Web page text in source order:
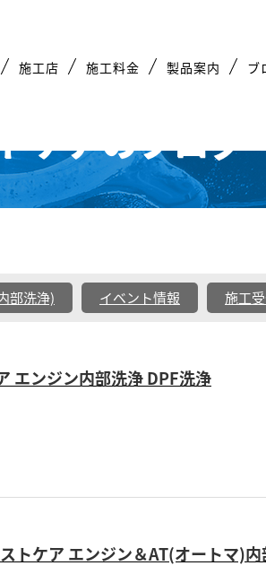
施工店 施工料金 製品案内 ブ
ケアのブログ
部洗浄) イベント情報 施工
エンジン内部洗浄 DPF洗浄
トケア エンジン＆AT(オートマ)